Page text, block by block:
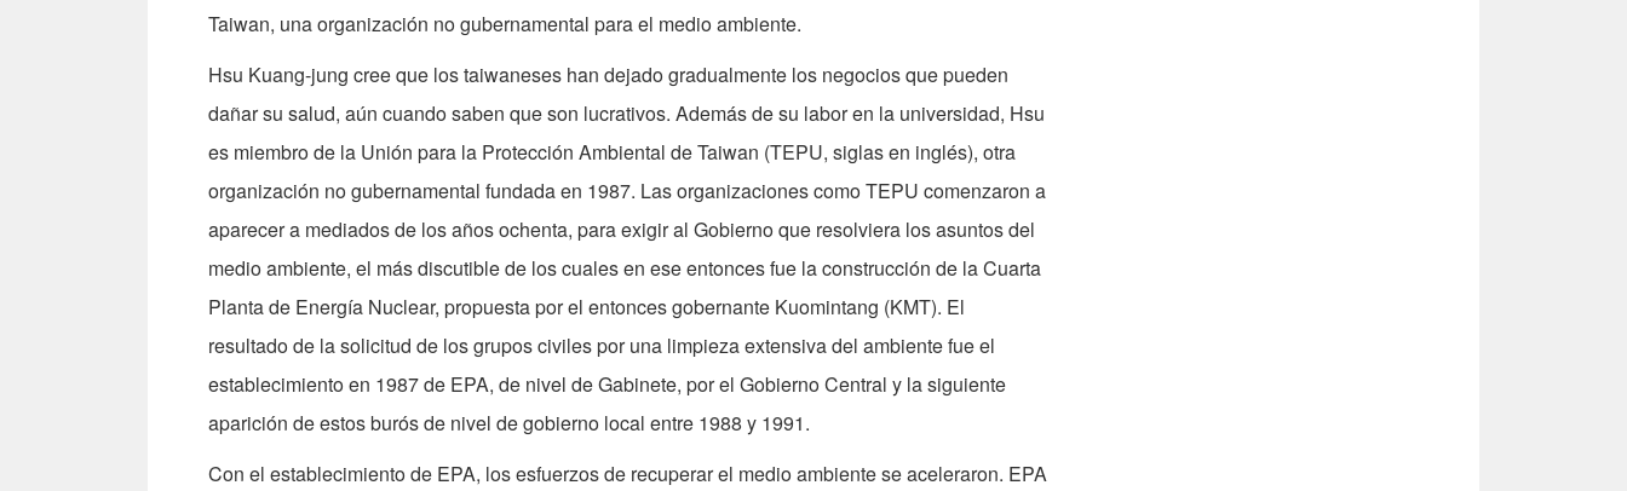
Taiwan, una organización no gubernamental para el medio ambiente.
Hsu Kuang-jung cree que los taiwaneses han dejado gradualmente los negocios que pueden
dañar su salud, aún cuando saben que son lucrativos. Además de su labor en la universidad, Hsu
es miembro de la Unión para la Protección Ambiental de Taiwan (TEPU, siglas en inglés), otra
organización no gubernamental fundada en 1987. Las organizaciones como TEPU comenzaron a
aparecer a mediados de los años ochenta, para exigir al Gobierno que resolviera los asuntos del
medio ambiente, el más discutible de los cuales en ese entonces fue la construcción de la Cuarta
Planta de Energía Nuclear, propuesta por el entonces gobernante Kuomintang (KMT). El
resultado de la solicitud de los grupos civiles por una limpieza extensiva del ambiente fue el
establecimiento en 1987 de EPA, de nivel de Gabinete, por el Gobierno Central y la siguiente
aparición de estos burós de nivel de gobierno local entre 1988 y 1991.
Con el establecimiento de EPA, los esfuerzos de recuperar el medio ambiente se aceleraron. EPA